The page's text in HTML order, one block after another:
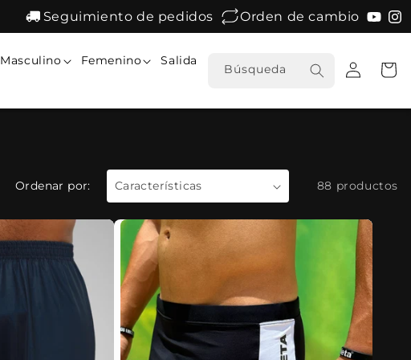
Seguimiento de pedidos Orden de cambio
Masculino Femenino Salida
Búsqueda
Iniciar
sesión
Carrito
Ordenar por: 88 productos